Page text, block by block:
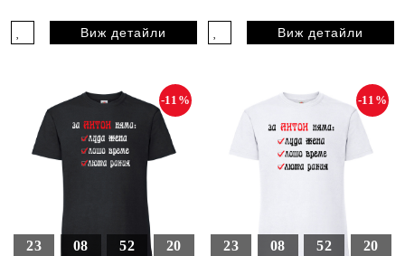
Виж детайли Виж детайли
23 08 52 18
-11%
23 08 52 18
-11%